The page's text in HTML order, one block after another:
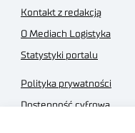
Kontakt z redakcją
O Mediach Logistyka
Statystyki portalu
Polityka prywatności
Dostępność cyfrowa